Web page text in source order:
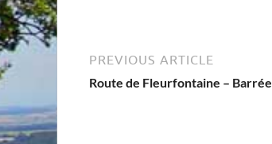
PREVIOUS ARTICLE
Route de Fleurfontaine – Barrée